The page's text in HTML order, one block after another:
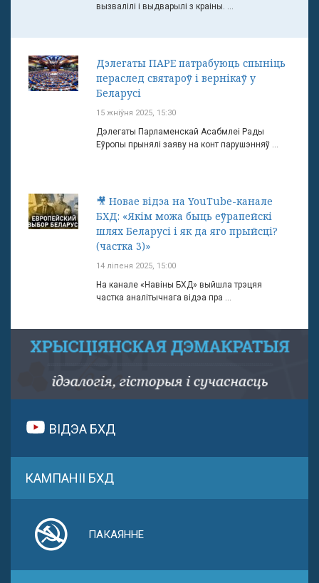
вызвалілі і выдварылі з краіны. ...
Дэлегаты ПАРЕ патрабуюць спыніць
пераслед святароў і вернікаў у
Беларусі
15 жніўня 2025, 15:30
Дэлегаты Парламенскай Асабмлеі Рады
Еўропы прынялі заяву на конт парушэнняў ...
🎥 Новае відэа на YouTube-канале
БХД: «Якім можа быць еўрапейскі
шлях Беларусі і як да яго прыйсці?
(частка 3)»
14 ліпеня 2025, 15:00
На канале «Навіны БХД» выйшла трэцяя
частка аналітычнага відэа пра ...
ВІДЭА БХД
КАМПАНІІ БХД
ПАКАЯННЕ